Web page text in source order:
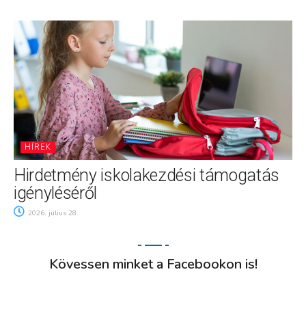
HÍREK
Hirdetmény iskolakezdési támogatás
igényléséről
2026. július 28.
Kövessen minket a Facebookon is!